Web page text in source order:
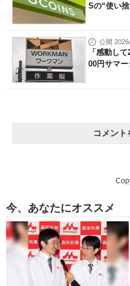
Sの“使い
公開
「感動し
00円サマ
コメント
今、あなたにオススメ